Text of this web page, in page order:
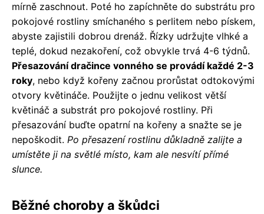
mírně zaschnout. Poté ho zapíchněte do substrátu pro
pokojové rostliny smíchaného s perlitem nebo pískem,
abyste zajistili dobrou drenáž. Řízky udržujte vlhké a
teplé, dokud nezakoření, což obvykle trvá 4-6 týdnů.
Přesazování dračince vonného se provádí každé 2-3
roky, nebo když kořeny začnou prorůstat odtokovými
otvory květináče. Použijte o jednu velikost větší
květináč a substrát pro pokojové rostliny. Při
přesazování buďte opatrní na kořeny a snažte se je
nepoškodit. Po přesazení rostlinu důkladně zalijte a
umístěte ji na světlé místo, kam ale nesvítí přímé
slunce.
Běžné choroby a škůdci